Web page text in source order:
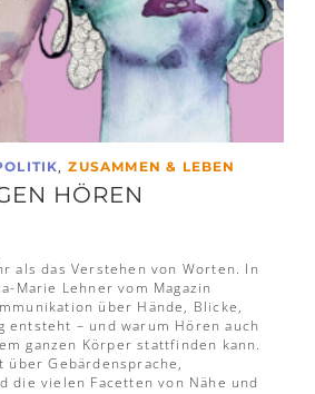
,ZUSAMMEN & LEBEN
HÖREN
als das Verstehen von Worten. In
Marie Lehner vom Magazin
über Hände, Blicke,
entsteht – und warum Hören auch
ganzen Körper stattfinden kann.
über Gebärdensprache,
die vielen Facetten von Nähe und